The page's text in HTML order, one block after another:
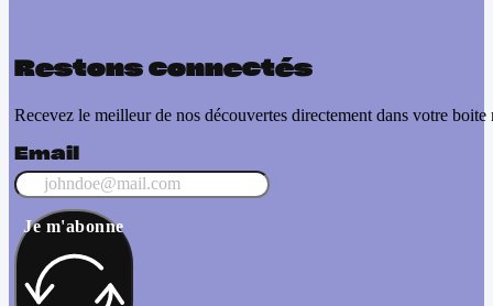
Restons connectés
Recevez le meilleur de nos découvertes directement dans votre boite
Email
Je m'abonne